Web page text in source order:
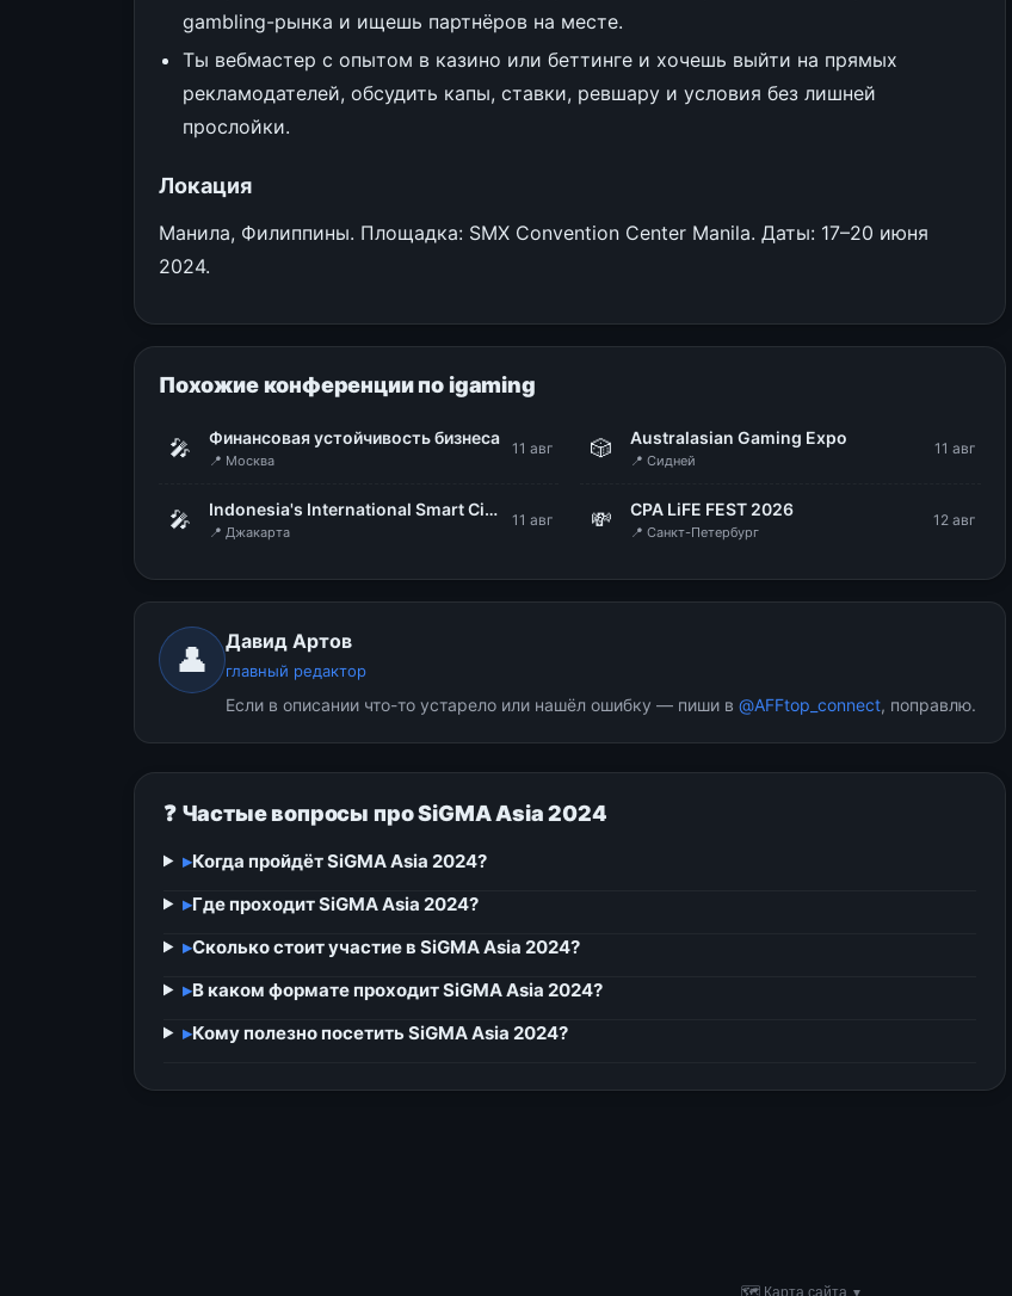
gambling-рынка и ищешь партнёров на месте.
Ты вебмастер с опытом в казино или беттинге и хочешь выйти на прямых
рекламодателей, обсудить капы, ставки, ревшару и условия без лишней
прослойки.
Локация
Манила, Филиппины. Площадка: SMX Convention Center Manila. Даты: 17–20 июня
2024.
Похожие конференции по igaming
🎤 Финансовая устойчивость бизнеса
📍 Москва
11 авг 🎲 Australasian Gaming Expo
📍 Сидней
11 авг
🎤 Indonesia's International Smart City Expo & Forum (IISMEX 2026)
📍 Джакарта
11 авг 💸 CPA LiFE FEST 2026
📍 Санкт-Петербург
12 авг
👤 Давид Артов
главный редактор
Если в описании что-то устарело или нашёл ошибку — пиши в @AFFtop_connect, поправлю.
❓ Частые вопросы про SiGMA Asia 2024
▸Когда пройдёт SiGMA Asia 2024?
▸Где проходит SiGMA Asia 2024?
▸Сколько стоит участие в SiGMA Asia 2024?
▸В каком формате проходит SiGMA Asia 2024?
▸Кому полезно посетить SiGMA Asia 2024?
🗺 Карта сайта ▼